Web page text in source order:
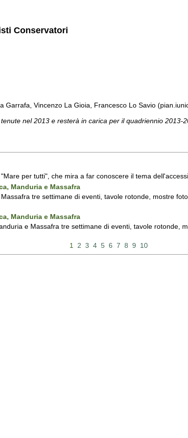
Conservatori
Garrafa, Vincenzo La Gioia, Francesco Lo Savio
nel 2013 e resterà in carica per il quadriennio 2013-
per tutti", che mira a far conoscere il tema
Manduria e Massafra
tre settimane di eventi, tavole rotonde, mostre
Manduria e Massafra
e Massafra tre settimane di eventi, tavole rotonde,
1
2 3 4 5 6 7 8 9 10